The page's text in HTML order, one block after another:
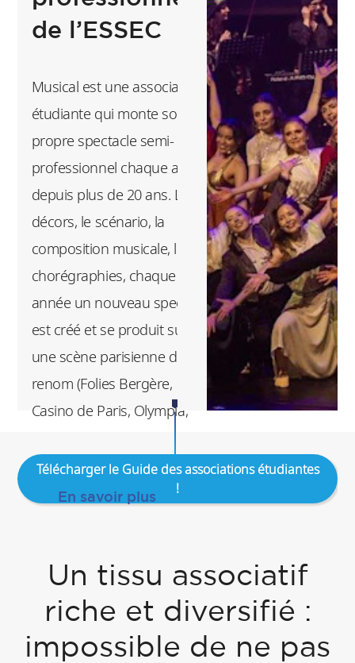
En savoir plus
de l’ESSEC
Musical est une association
étudiante qui monte son
propre spectacle semi-
professionnel chaque année
depuis plus de 20 ans. Les
décors, le scénario, la
composition musicale, les
chorégraphies, chaque
année un nouveau spectacle
est créé et se produit sur
une scène parisienne de
renom (Folies Bergère,
Casino de Paris, Olympia,
En savoir plus
Télécharger le Guide des associations étudiantes
!
Un tissu associatif
riche et diversifié :
impossible de ne pas